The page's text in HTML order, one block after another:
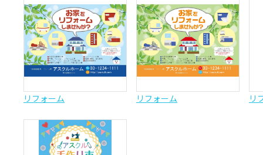
リフォーム リフォーム リ